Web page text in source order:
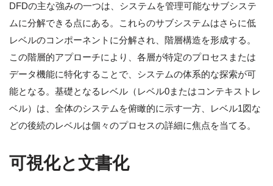
DFDの主な強みの一つは、システムを管理可能なサブシステ
ムに分解できる点にある。これらのサブシステムはさらに低
レベルのコンポーネントに分解され、階層構造を形成する。
この階層的アプローチにより、各層が特定のプロセスまたは
データ機能に特化することで、システムの体系的な探索が可
能となる。基礎となるレベル（レベル0またはコンテキストレ
ベル）は、全体のシステムを俯瞰的に示す一方、レベル1図な
どの後続のレベルは個々のプロセスの詳細に焦点を当てる。
可視化と文書化